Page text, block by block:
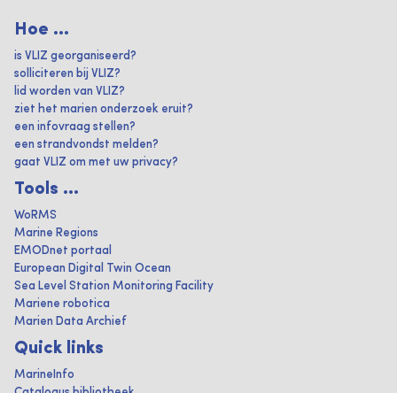
Hoe ...
is VLIZ georganiseerd?
solliciteren bij VLIZ?
lid worden van VLIZ?
ziet het marien onderzoek eruit?
een infovraag stellen?
een strandvondst melden?
gaat VLIZ om met uw privacy?
Tools ...
WoRMS
Marine Regions
EMODnet portaal
European Digital Twin Ocean
Sea Level Station Monitoring Facility
Mariene robotica
Marien Data Archief
Quick links
MarineInfo